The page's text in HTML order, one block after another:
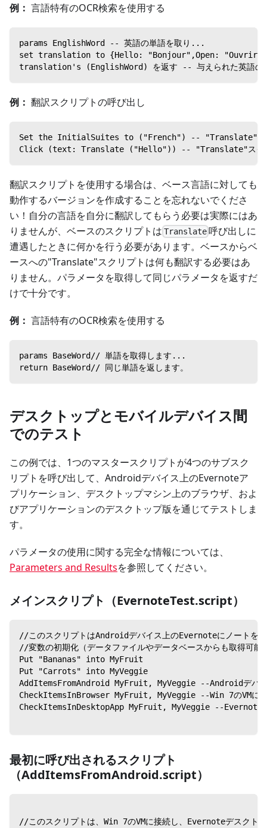
例： 言語特有のOCR検索を使用する
params EnglishWord -- 英語の単語を取り...
set translation to {Hello: "Bonjour",Open: "Ouvrir",Yes:
translation's (EnglishWord) を返す -- 与えられた英語のキ
例： 翻訳スクリプトの呼び出し
Set the InitialSuites to ("French") -- "Translate"スクリプ
Click (text: Translate ("Hello")) -- "Translate"スクリプト
翻訳スクリプトを使用する場合は、ベース言語に対しても
動作するバージョンを作成することを忘れないでくださ
い！自分の言語を自分に翻訳してもらう必要は実際にはあ
りませんが、ベースのスクリプトは Translate 呼び出しに
遭遇したときに何かを行う必要があります。ベースからベ
ースへの"Translate"スクリプトは何も翻訳する必要はあ
りません。パラメータを取得して同じパラメータを返すだ
けで十分です。
例： 言語特有のOCR検索を使用する
params BaseWord// 単語を取得します...
return BaseWord// 同じ単語を返します。
デスクトップとモバイルデバイス間
でのテスト
この例では、1つのマスタースクリプトが4つのサブスク
リプトを呼び出して、Androidデバイス上のEvernoteア
プリケーション、デスクトップマシン上のブラウザ、およ
びアプリケーションのデスクトップ版を通じてテストしま
す。
パラメータの使用に関する完全な情報については、
Parameters and Resultsを参照してください。
メインスクリプト（EvernoteTest.script）
//このスクリプトはAndroidデバイス上のEvernoteにノートを
//変数の初期化（データファイルやデータベースからも取得可能
Put "Bananas" into MyFruit
Put "Carrots" into MyVeggie
AddItemsFromAndroid MyFruit, MyVeggie --Androidデバイ
CheckItemsInBrowser MyFruit, MyVeggie --Win 7のVMに接
CheckItemsInDesktopApp MyFruit, MyVeggie --Evernoteデス
最初に呼び出されるスクリプト
（AddItemsFromAndroid.script）
//このスクリプトは、Win 7のVMに接続し、Evernoteデスクト